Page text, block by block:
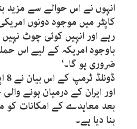
انہوں نے اس حوالے سے مزید
کاپٹر میں موجود دونوں
رہے اور انہیں کوئی چوٹ
باوجود امریکہ کے لیے اس
ضروری ہو گا۔‘
اور ایران کے درمیان ہونے
بعد معاہدے کے امکانات کو
بنا دیا ہے۔